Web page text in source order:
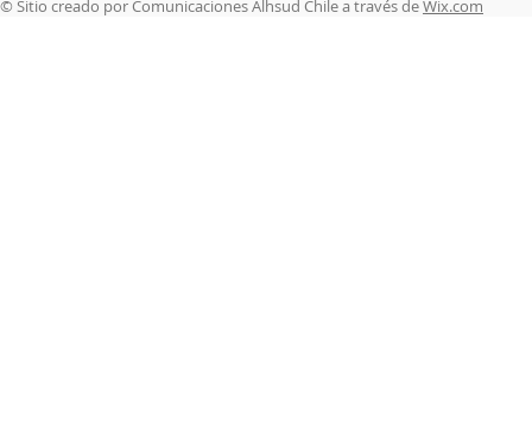
© Sitio creado por Comunicaciones Alhsud Chile a través deWix.com